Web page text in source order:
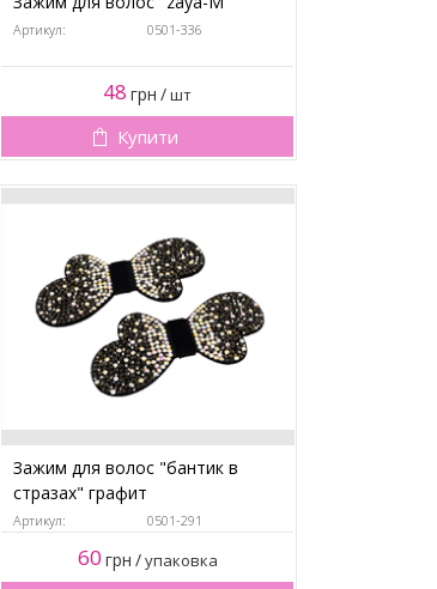
Артикул: 0501-336
48 грн /шт
Купити
Зажим для волос "бантик в
стразах" графит
Артикул: 0501-291
60 грн /упаковка